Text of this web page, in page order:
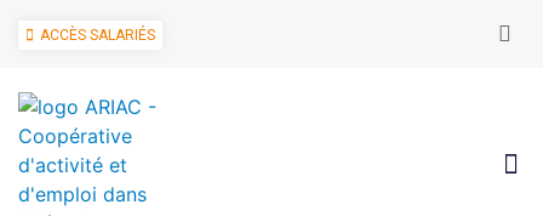
ACCÈS SALARIÉS